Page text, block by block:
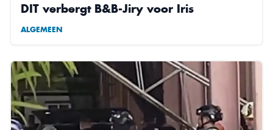
DIT verbergt B&B-Jiry voor Iris
ALGEMEEN